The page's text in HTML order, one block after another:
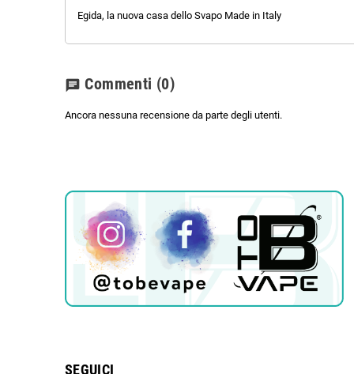
Egida, la nuova casa dello Svapo Made in Italy
chat Commenti (0)
Ancora nessuna recensione da parte degli utenti.
SEGUICI